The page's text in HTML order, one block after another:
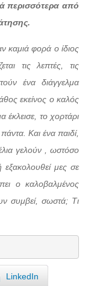
περισσότερα από
καμιά φορά ο ίδιος
τις λεπτές, τις
ένα διάγγελμα
εκείνος ο καλός
έκλεισε, το χορτάρι
Και ένα παιδί,
γελούν , ωστόσο
εξακολουθεί μες σε
ο καλοβαλμένος
συμβεί, σωστά; Τι
LinkedIn